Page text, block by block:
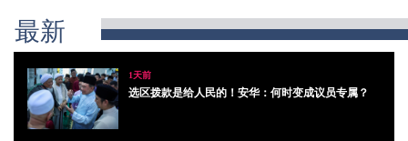
最新
1天前
选区拨款是给人民的！安华：何时变成议员专属？